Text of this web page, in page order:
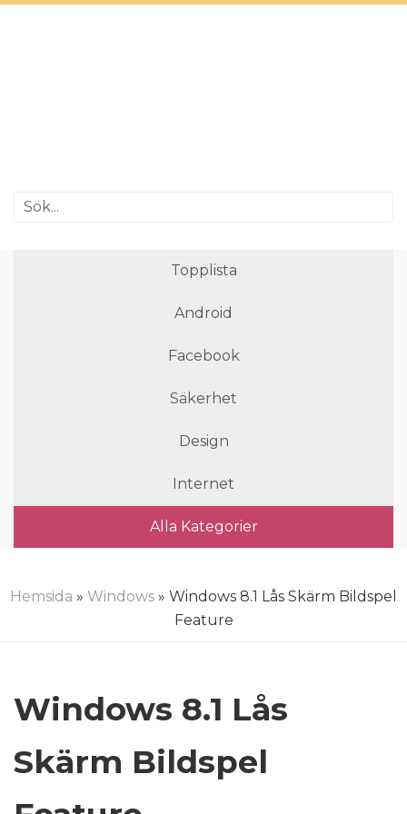
Topplista
Android
Facebook
Säkerhet
Design
Internet
Alla Kategorier
Hemsida » Windows » Windows 8.1 Lås Skärm Bildspel
Feature
Windows 8.1 Lås
Skärm Bildspel